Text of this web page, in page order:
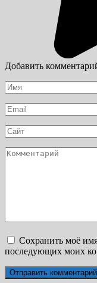
Добавить
Имя
*
Email
*
Сайт
Комментарий
Сохранить моё
последующих моих